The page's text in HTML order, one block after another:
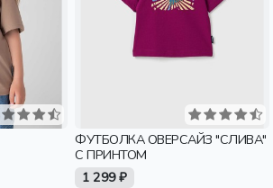
ФУТБОЛКА ОВЕРСАЙЗ "СЛИВА"
С ПРИНТОМ
1 299 ₽